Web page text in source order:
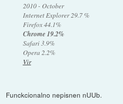
2010 - October
Internet Explorer 29.7 %
Firefox 44.1%
Chrome 19.2%
Safari 3.9%
Opera 2.2%
Vir
Funckcionalno nepisnen nUUb.